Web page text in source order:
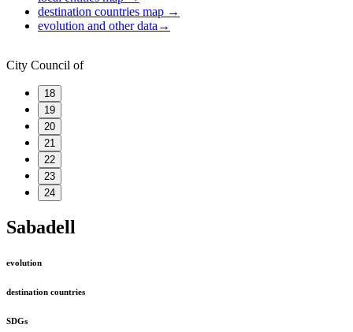
destination countries map →
evolution and other data→
City Council of
18
19
20
21
22
23
24
Sabadell
evolution
destination countries
SDGs